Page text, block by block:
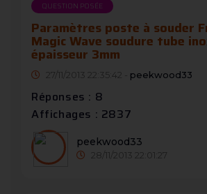
QUESTION POSÉE
Paramètres poste à souder
Magic Wave soudure tube
épaisseur 3mm
27/11/2013 22:35:42 - peekwood33
Réponses : 8
Affichages : 2837
peekwood33
28/11/2013 22:01:27